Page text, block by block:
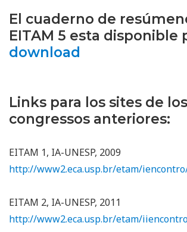
El cuaderno de
EITAM 5 esta disponible
download
Links para los sites de los
congressos anteriores:
EITAM 1, IA-UNESP, 2009
http://www2.eca.usp.br/etam/
EITAM 2, IA-UNESP, 2011
http://www2.eca.usp.br/etam/